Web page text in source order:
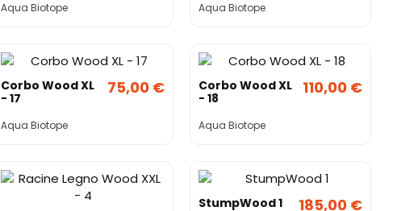
Aqua Biotope Aqua Biotope
Corbo Wood XL
- 17
Aqua Biotope
75,00 €
Corbo Wood XL
- 18
Aqua Biotope
110,00 €
StumpWood 1 185,00 €